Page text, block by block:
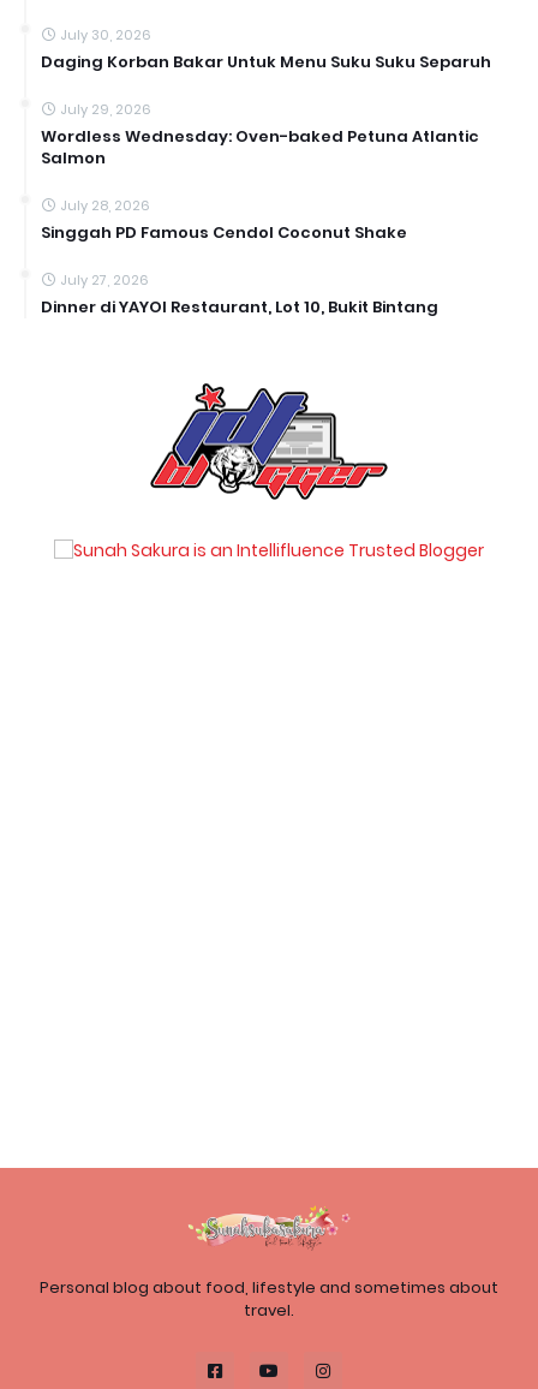
July 30, 2026
Daging Korban Bakar Untuk Menu Suku Suku Separuh
July 29, 2026
Wordless Wednesday: Oven-baked Petuna Atlantic
Salmon
July 28, 2026
Singgah PD Famous Cendol Coconut Shake
July 27, 2026
Dinner di YAYOI Restaurant, Lot 10, Bukit Bintang
Personal blog about food, lifestyle and sometimes about
travel.